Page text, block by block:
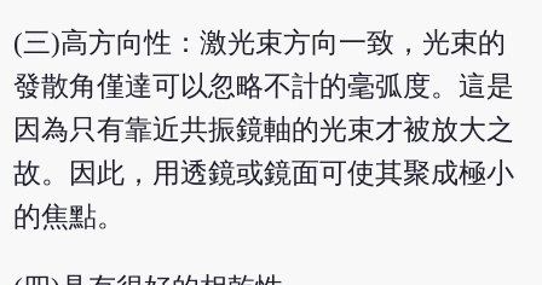
(三)高方向性：激光束方向一致，光束的
發散角僅達可以忽略不計的毫弧度。這是
因為只有靠近共振鏡軸的光束才被放大之
故。因此，用透鏡或鏡面可使其聚成極小
的焦點。